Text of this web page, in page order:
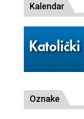
Kalendar
Oznake